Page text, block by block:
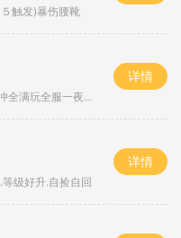
触发)暴伤腰靴
满玩全服一夜终极
详情
级好升.自捡自回
详情